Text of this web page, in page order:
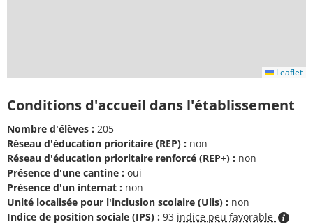
Leaflet
Conditions d'accueil dans l'établissement
Nombre d'élèves : 205
Réseau d'éducation prioritaire (REP) : non
Réseau d'éducation prioritaire renforcé (REP+) : non
Présence d'une cantine : oui
Présence d'un internat : non
Unité localisée pour l'inclusion scolaire (Ulis) : non
Indice de position sociale (IPS) : 93 indice peu favorable